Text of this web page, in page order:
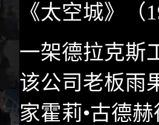
《太空城》（
一架德拉克斯
该公司老板雨
家霍莉•古德